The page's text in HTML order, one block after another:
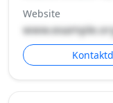
Website